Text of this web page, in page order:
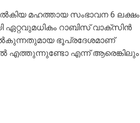
മഹത്തായ സംഭാവന 6 ലക്ഷം
റാബിസ് വാക്സിൻ
ഭൂപ്രദേശമാണ്
എത്തുന്നുണ്ടോ എന്ന് ആരെങ്കിലും